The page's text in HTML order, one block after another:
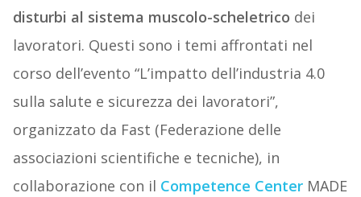
disturbi al sistema muscolo-scheletrico dei
lavoratori. Questi sono i temi affrontati nel
corso dell’evento “L’impatto dell’industria 4.0
sulla salute e sicurezza dei lavoratori”,
organizzato da Fast (Federazione delle
associazioni scientifiche e tecniche), in
collaborazione con il Competence CenterMADE